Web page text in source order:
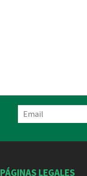
PÁGINAS LEGALES